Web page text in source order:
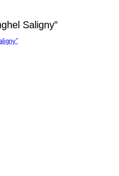
Saligny”